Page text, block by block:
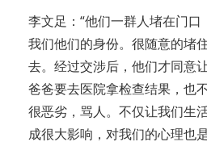
李文足：“他们一群人堵在门
我们他们的身份。很随意的堵
去。经过交涉后，他们才同意
爸爸要去医院拿检查结果，也
很恶劣，骂人。不仅让我们生
成很大影响，对我们的心理也